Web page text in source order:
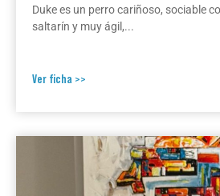
Duke es un perro cariñoso, sociable
saltarín y muy ágil,...
Ver ficha >>